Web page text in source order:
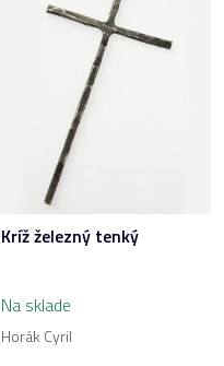
Kríž železný tenký
Na sklade
Horák Cyril